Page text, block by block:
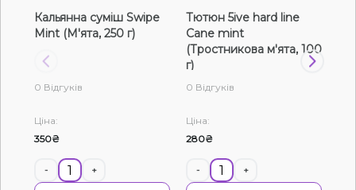
Рідини для електронних сигарет
Подарункові набори
Кальянна суміш Swipe
Mint (М'ята, 250 г)
0 Відгуків
Ціна:
350₴
- +
Тютюн 5ive hard line
Cane mint
(Тростникова м'ята, 100
г)
0 Відгуків
Ціна:
280₴
- +